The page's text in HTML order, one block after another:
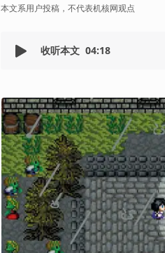
本文系用户投稿，不代表机核网观点
收听本文 04:18